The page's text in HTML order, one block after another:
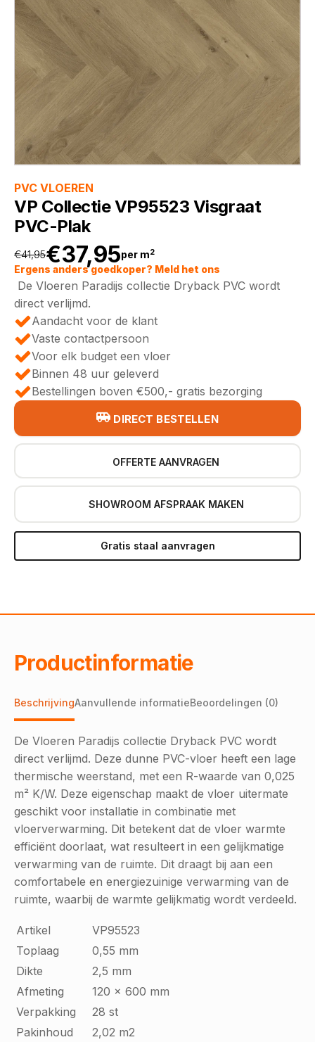
PVC VLOEREN
VP Collectie VP95523 Visgraat
PVC-Plak
€41,95
Oorspronkelijke
prijs
was:
€41,95.
€37,95
Huidige
prijs
is:
€37,95.
per m2
Ergens anders goedkoper? Meld het ons
De Vloeren Paradijs collectie Dryback PVC wordt
direct verlijmd.
Aandacht voor de klant
Vaste contactpersoon
Voor elk budget een vloer
Binnen 48 uur geleverd
Bestellingen boven €500,- gratis bezorging
DIRECT BESTELLEN
OFFERTE AANVRAGEN
SHOWROOM AFSPRAAK MAKEN
Gratis staal aanvragen
Productinformatie
BeschrijvingAanvullende informatieBeoordelingen (0)
De Vloeren Paradijs collectie Dryback PVC wordt
direct verlijmd. Deze dunne PVC-vloer heeft een lage
thermische weerstand, met een R-waarde van 0,025
m² K/W. Deze eigenschap maakt de vloer uitermate
geschikt voor installatie in combinatie met
vloerverwarming. Dit betekent dat de vloer warmte
efficiënt doorlaat, wat resulteert in een gelijkmatige
verwarming van de ruimte. Dit draagt bij aan een
comfortabele en energiezuinige verwarming van de
ruimte, waarbij de warmte gelijkmatig wordt verdeeld.
Artikel
VP95523
Toplaag
0,55 mm
Dikte
2,5 mm
Afmeting
120 x 600 mm
Verpakking
28 st
Pakinhoud
2,02 m2